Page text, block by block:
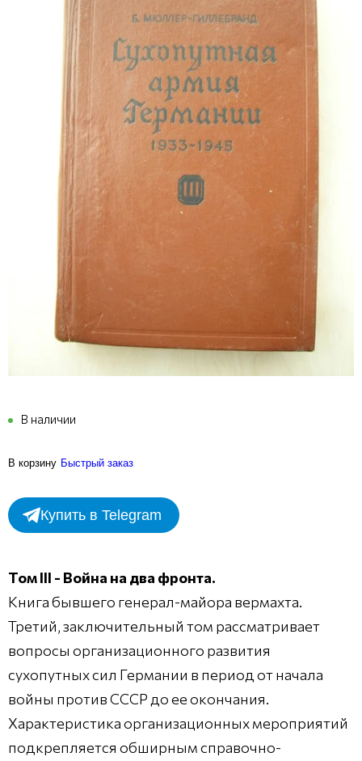
В наличии
В корзину Быстрый заказ
Купить в Telegram
Том III - Война на два фронта.
Книга бывшего генерал-майора вермахта.
Третий, заключительный том рассматривает
вопросы организационного развития
сухопутных сил Германии в период от начала
войны против СССР до ее окончания.
Характеристика организационных мероприятий
подкрепляется обширным справочно-